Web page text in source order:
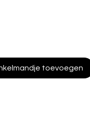
toevoegen